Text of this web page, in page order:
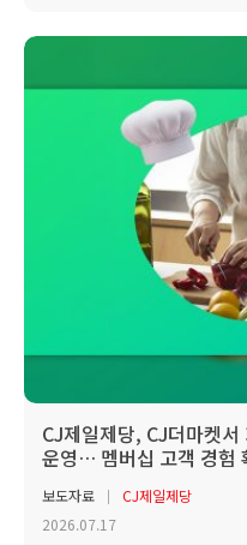
CJ제일제당, CJ더마켓서
운영… 멤버십 고객 경험
보도자료
CJ제일제당
2026.07.17